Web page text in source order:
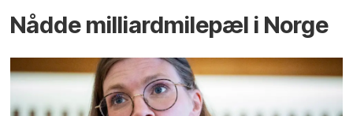
Nådde milliard­­milepæl i Norge